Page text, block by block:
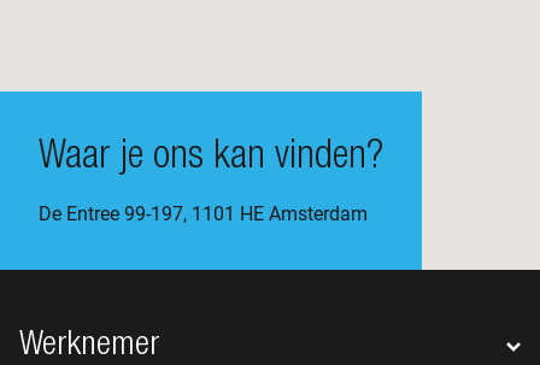
Waar je ons kan vinden?
De Entree 99-197, 1101 HE Amsterdam
Footer navigatie
Werknemer